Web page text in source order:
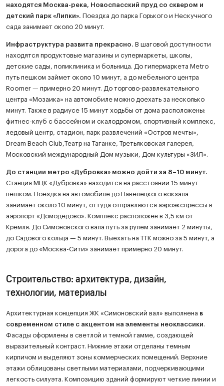
находятся Москва-река, Новоспасский пруд со сквером и
детский парк «Липки». Поездка до парка Горького и Нескучного
сада занимает около 20 минут.
Инфраструктура развита прекрасно. В шаговой доступности
находятся продуктовые магазины и супермаркеты, школы,
детские сады, поликлиника и больница. До гипермаркета Metro
путь пешком займет около 10 минут, а до мебельного центра
Roomer — примерно 20 минут. До торгово-развлекательного
центра «Мозаика» на автомобиле можно доехать за несколько
минут. Также в радиусе 15 минут ходьбы от дома расположены:
фитнес-клуб с бассейном и скалодромом, спортивный комплекс,
ледовый центр, стадион, парк развлечений «Остров мечты»,
Dream Beach Club,Театр на Таганке, Третьяковская галерея,
Московский международный Дом музыки, Дом культуры «ЗИЛ».
До станции метро «Дубровка» можно дойти за 8–10 минут.
Станция МЦК «Дубровка» находится на расстоянии 15 минут
пешком. Поездка на автомобиле до Павелецкого вокзала
занимает около 10 минут, оттуда отправляются аэроэкспрессы в
аэропорт «Домодедово». Комплекс расположен в 3,5 км от
Кремля. До Симоновского вала путь за рулем занимает 2 минуты,
до Садового кольца — 5 минут. Выехать на ТТК можно за 5 минут, а
дорога до «Москва-Сити» занимает примерно 20 минут.
Строительство: архитектура, дизайн,
технологии, материалы
Архитектурная концепция ЖК «Симоновский вал» выполнена в
современном стиле с акцентом на элементы неоклассики
Фасады оформлены в светлой и темной гамме, создающей
выразительный контраст. Нижние этажи отделаны темным
кирпичом и выделяют зоны коммерческих помещений. Верхние
этажи облицованы светлыми материалами, подчеркивающими
легкость силуэта. Композицию зданий формируют четкие линии и